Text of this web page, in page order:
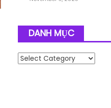
DANH MỤC
Danh mục